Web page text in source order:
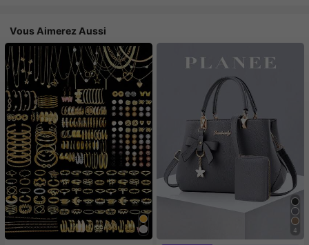
Vous Aimerez Aussi
4